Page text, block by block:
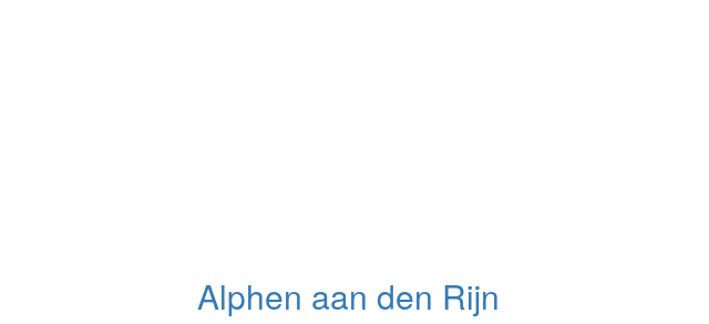
Alphen aan den Rijn